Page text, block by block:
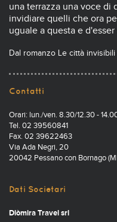
una terrazza una voce di
invidiare quelli che ora
uguale a questa e
Dal romanzo Le città
Contatti
Orari: lun./ven. 8.30/12.30 -
Tel. 02 39560841
Fax. 02 39622463
Via Ada Negri, 20
20042 Pessano con Bornago
Dati Societari
Diòmira Travel srl